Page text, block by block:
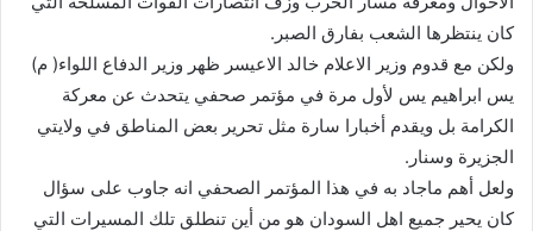
كان ينتظرها الشعب بفارق الصبر.
ولكن مع قدوم وزير الاعلام خالد الاعيسر ظهر وزير الدفاع اللواء( م)
يس ابراهيم يس لأول مرة في مؤتمر صحفي يتحدث عن معركة
الكرامة بل ويقدم أخبارا سارة مثل تحرير بعض المناطق في ولايتي
الجزيرة وسنار.
ولعل أهم ماجاد به في هذا المؤتمر الصحفي انه جاوب على سؤال
كان يحير جميع اهل السودان هو من أين تنطلق تلك المسيرات التي